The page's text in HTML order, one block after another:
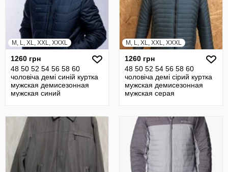
M, L, XL, XXL, XXXL
1260 грн
48 50 52 54 56 58 60
чоловіча демі синій куртка
мужская демисезонная
мужская синий
M, L, XL, XXL, XXXL
1260 грн
48 50 52 54 56 58 60
чоловіча демі сірий куртка
мужская демисезонная
мужская серая